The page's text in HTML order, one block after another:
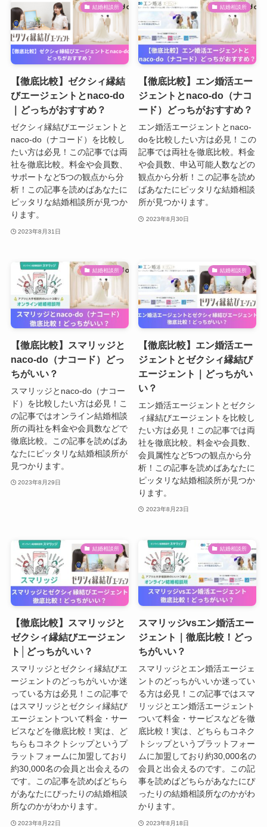
結婚相談所
【徹底比較】ゼクシィ縁結
びエージェントとnaco-do
｜どっちがおすすめ？
ゼクシィ縁結びエージェントと
naco-do（ナコード）を比較し
たい方は必見！この記事では両
社を徹底比較。料金や会員数、
サポートなど5つの観点から分
析！この記事を読めばあなたに
ピッタリな結婚相談所が見つか
ります。
2023年8月31日
結婚相談所
【徹底比較】エン婚活エー
ジェントとnaco-do（ナコ
ード）どっちがおすすめ？
エン婚活エージェントとnaco-
doを比較したい方は必見！この
記事では両社を徹底比較。料金
や会員数、申込可能人数などの
観点から分析！この記事を読め
ばあなたにピッタリな結婚相談
所が見つかります。
2023年8月30日
結婚相談所
【徹底比較】スマリッジと
naco-do（ナコード）どっ
ちがいい？
スマリッジとnaco-do（ナコー
ド）を比較したい方は必見！こ
の記事ではオンライン結婚相談
所の両社を料金や会員数などで
徹底比較。この記事を読めばあ
なたにピッタリな結婚相談所が
見つかります。
2023年8月29日
結婚相談所
【徹底比較】エン婚活エー
ジェントとゼクシィ縁結び
エージェント｜どっちがい
い？
エン婚活エージェントとゼクシ
ィ縁結びエージェントを比較し
たい方は必見！この記事では両
社を徹底比較。料金や会員数、
会員属性など5つの観点から分
析！この記事を読めばあなたに
ピッタリな結婚相談所が見つか
ります。
2023年8月23日
結婚相談所
【徹底比較】スマリッジと
ゼクシィ縁結びエージェン
ト│どっちがいい？
スマリッジとゼクシィ縁結びエ
ージェントのどっちがいいか迷
っている方は必見！この記事で
はスマリッジとゼクシィ縁結び
エージェントついて料金・サー
ビスなどを徹底比較！実は、ど
ちらもコネクトシップというプ
ラットフォームに加盟しており
約30,000名の会員と出会えるの
です。この記事を読めばどちら
があなたにぴったりの結婚相談
所なのかがわかります。
2023年8月22日
結婚相談所
スマリッジvsエン婚活エー
ジェント｜徹底比較！どっ
ちがいい？
スマリッジとエン婚活エージェ
ントのどっちがいいか迷ってい
る方は必見！この記事ではスマ
リッジとエン婚活エージェント
ついて料金・サービスなどを徹
底比較！実は、どちらもコネク
トシップというプラットフォー
ムに加盟しており約30,000名の
会員と出会えるのです。この記
事を読めばどちらがあなたにぴ
ったりの結婚相談所なのかがわ
かります。
2023年8月18日